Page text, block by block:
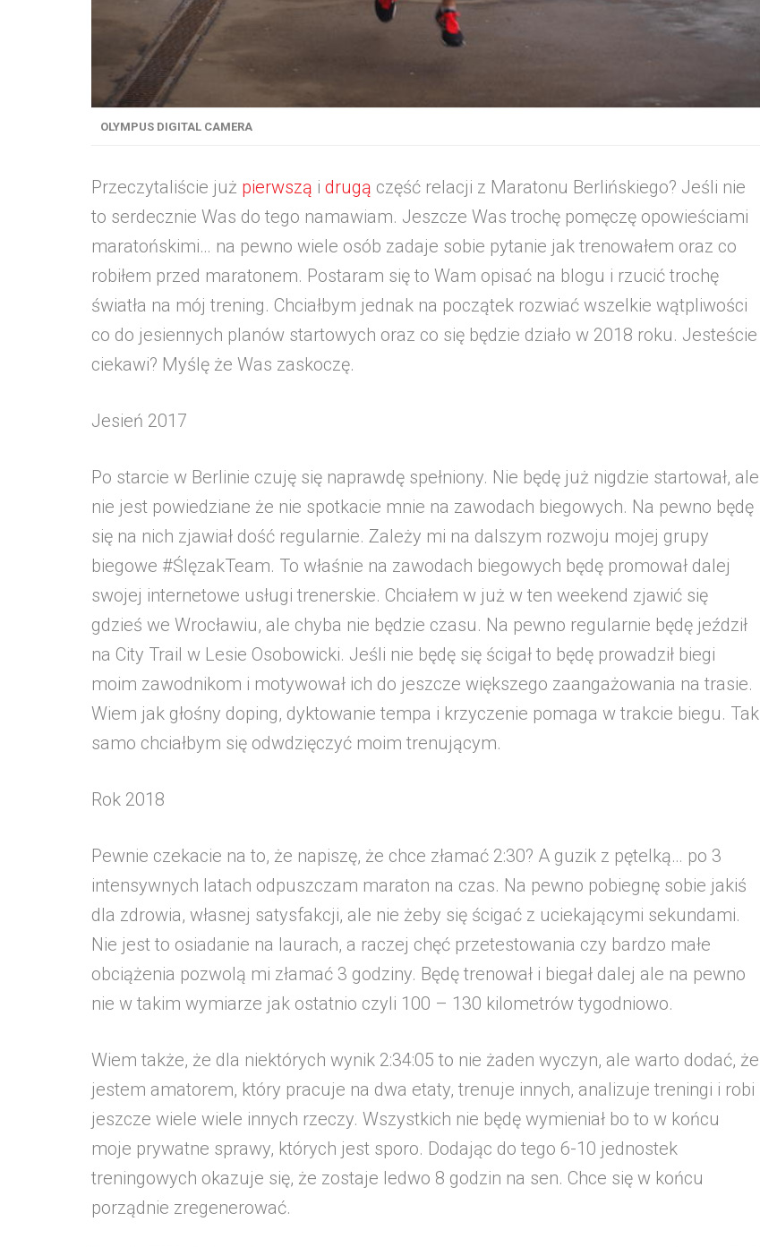
OLYMPUS DIGITAL CAMERA
Przeczytaliście już pierwszą i drugą część relacji z Maratonu Berlińskiego? Jeśli nie
to serdecznie Was do tego namawiam. Jeszcze Was trochę pomęczę opowieściami
maratońskimi… na pewno wiele osób zadaje sobie pytanie jak trenowałem oraz co
robiłem przed maratonem. Postaram się to Wam opisać na blogu i rzucić trochę
światła na mój trening. Chciałbym jednak na początek rozwiać wszelkie wątpliwości
co do jesiennych planów startowych oraz co się będzie działo w 2018 roku. Jesteście
ciekawi? Myślę że Was zaskoczę.
Jesień 2017
Po starcie w Berlinie czuję się naprawdę spełniony. Nie będę już nigdzie startował, ale
nie jest powiedziane że nie spotkacie mnie na zawodach biegowych. Na pewno będę
się na nich zjawiał dość regularnie. Zależy mi na dalszym rozwoju mojej grupy
biegowe #ŚlęzakTeam. To właśnie na zawodach biegowych będę promował dalej
swojej internetowe usługi trenerskie. Chciałem w już w ten weekend zjawić się
gdzieś we Wrocławiu, ale chyba nie będzie czasu. Na pewno regularnie będę jeździł
na City Trail w Lesie Osobowicki. Jeśli nie będę się ścigał to będę prowadził biegi
moim zawodnikom i motywował ich do jeszcze większego zaangażowania na trasie.
Wiem jak głośny doping, dyktowanie tempa i krzyczenie pomaga w trakcie biegu. Tak
samo chciałbym się odwdzięczyć moim trenującym.
Rok 2018
Pewnie czekacie na to, że napiszę, że chce złamać 2:30? A guzik z pętelką… po 3
intensywnych latach odpuszczam maraton na czas. Na pewno pobiegnę sobie jakiś
dla zdrowia, własnej satysfakcji, ale nie żeby się ścigać z uciekającymi sekundami.
Nie jest to osiadanie na laurach, a raczej chęć przetestowania czy bardzo małe
obciążenia pozwolą mi złamać 3 godziny. Będę trenował i biegał dalej ale na pewno
nie w takim wymiarze jak ostatnio czyli 100 – 130 kilometrów tygodniowo.
Wiem także, że dla niektórych wynik 2:34:05 to nie żaden wyczyn, ale warto dodać, że
jestem amatorem, który pracuje na dwa etaty, trenuje innych, analizuje treningi i robi
jeszcze wiele wiele innych rzeczy. Wszystkich nie będę wymieniał bo to w końcu
moje prywatne sprawy, których jest sporo. Dodając do tego 6-10 jednostek
treningowych okazuje się, że zostaje ledwo 8 godzin na sen. Chce się w końcu
porządnie zregenerować.